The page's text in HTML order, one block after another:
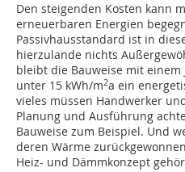
Den steigenden Kosten kann
erneuerbaren Energien
Passivhausstandard ist in
hierzulande nichts
bleibt die Bauweise mit
unter 15 kWh/m2a ein
vieles müssen Handwerker
Planung und Ausführung
Bauweise zum Beispiel. Und
deren Wärme
Heiz- und Dämmkonzept